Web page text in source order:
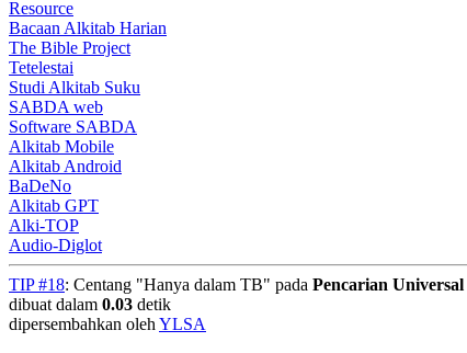
Resource
Bacaan Alkitab Harian
The Bible Project
Tetelestai
Studi Alkitab Suku
SABDA web
Software SABDA
Alkitab Mobile
Alkitab Android
BaDeNo
Alkitab GPT
Alki-TOP
Audio-Diglot
TIP #18: Centang "Hanya dalam TB" pada Pencarian Universal
dibuat dalam 0.03 detik
dipersembahkan oleh YLSA